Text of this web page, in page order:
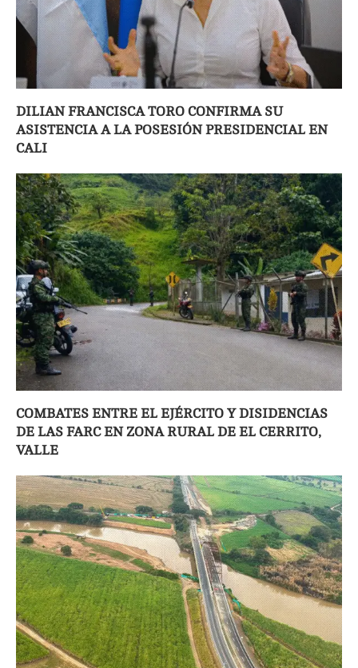
DILIAN FRANCISCA TORO CONFIRMA SU
ASISTENCIA A LA POSESIÓN PRESIDENCIAL EN
CALI
COMBATES ENTRE EL EJÉRCITO Y DISIDENCIAS
DE LAS FARC EN ZONA RURAL DE EL CERRITO,
VALLE